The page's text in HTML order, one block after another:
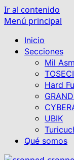
Ir al contenido
Menú principal
Inicio
Secciones
Mil
Hard
UBIK
Qué somos